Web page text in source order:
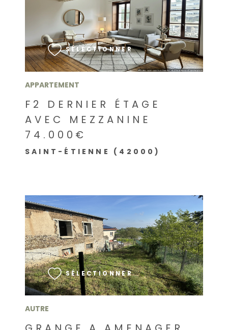
APPARTEMENT
F2 DERNIER ÉTAGE
AVEC MEZZANINE
74.000€
SAINT-ÉTIENNE (42000)
SÉLECTIONNER
VOIR LE BIEN
AUTRE
SÉLECTIONNER
VOIR LE BIEN